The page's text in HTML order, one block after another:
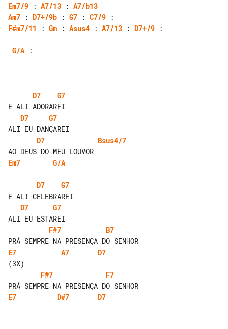
Em7/9 : A7/13 : A7/b13
Am7 : D7+/9b : G7 : C7/9
F#m7/11
: Gm : Asus4 : A7/13 : D7+/9 :
G/A :
D7
G7
D7
G7
D7
Bsus4/7
Em7
G/A
D7
G7
D7
G7
F#7
B7
E7
A7
D7
F#7
F7
E7
D#7 D7